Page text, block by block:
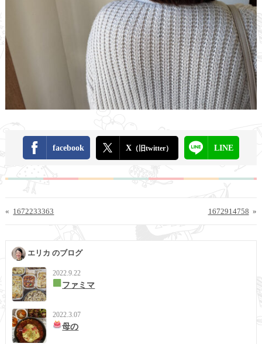
facebook X（旧twitter） LINE
« 1672233363 »
1672914758
エリカ のブログ
2022.9.22
ファミマ
2022.3.07
母の